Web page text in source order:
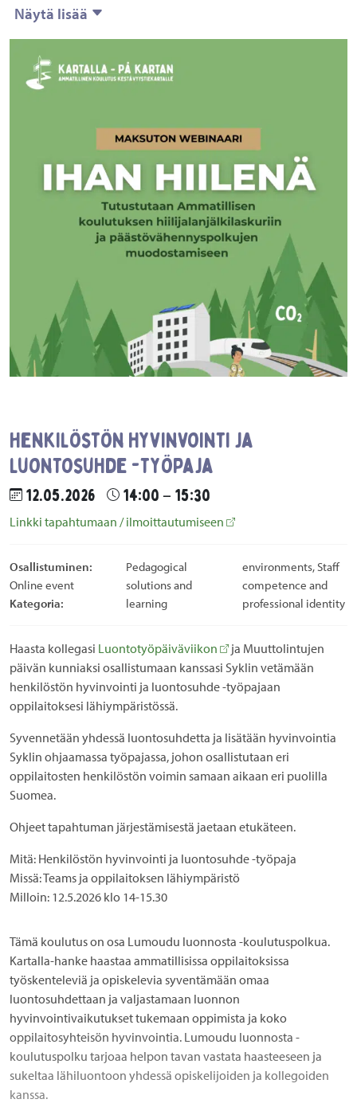
Näytä lisää
Henkilöstön hyvinvointi ja
luontosuhde -työpaja
12.05.2026 14:00 – 15:30
Linkki tapahtumaan / ilmoittautumiseen
Osallistuminen:
Online event
Kategoria:
Pedagogical
solutions and
learning
environments, Staff
competence and
professional identity
Haasta kollegasi Luontotyöpäiväviikon
ja Muuttolintujen
päivän kunniaksi osallistumaan kanssasi Syklin vetämään
henkilöstön hyvinvointi ja luontosuhde -työpajaan
oppilaitoksesi lähiympäristössä.
Syvennetään yhdessä luontosuhdetta ja lisätään hyvinvointia
Syklin ohjaamassa työpajassa, johon osallistutaan eri
oppilaitosten henkilöstön voimin samaan aikaan eri puolilla
Suomea.
Ohjeet tapahtuman järjestämisestä jaetaan etukäteen.
Mitä: Henkilöstön hyvinvointi ja luontosuhde -työpaja
Missä:Teams ja oppilaitoksen lähiympäristö
Milloin: 12.5.2026 klo 14-15.30
Tämä koulutus on osa Lumoudu luonnosta -koulutuspolkua.
Kartalla-hanke haastaa ammatillisissa oppilaitoksissa
työskenteleviä ja opiskelevia syventämään omaa
luontosuhdettaan ja valjastamaan luonnon
hyvinvointivaikutukset tukemaan oppimista ja koko
oppilaitosyhteisön hyvinvointia. Lumoudu luonnosta -
koulutuspolku tarjoaa helpon tavan vastata haasteeseen ja
sukeltaa lähiluontoon yhdessä opiskelijoiden ja kollegoiden
kanssa.